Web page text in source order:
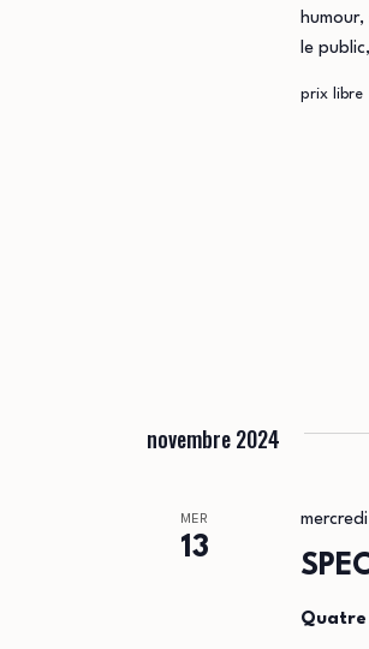
le
prix libre
novembre 2024
MER
13